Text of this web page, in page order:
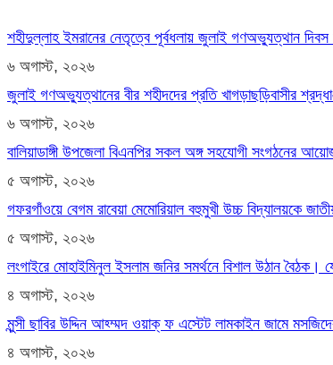
শহীদুল্লাহ ইমরানের নেতৃত্বে পূর্বধলায় জুলাই গণঅভ্যুত্থান
৬ অগাস্ট, ২০২৬
জুলাই গণঅভ্যুত্থানের বীর শহীদদের প্রতি খাগড়াছড়িবাসীর
৬ অগাস্ট, ২০২৬
বালিয়াডাঙ্গী উপজেলা বিএনপির সকল অঙ্গ সহযোগী সংগঠনের
৫ অগাস্ট, ২০২৬
গফরগাঁওয়ে বেগম রাবেয়া মেমোরিয়াল বহুমুখী উচ্চ বিদ্যালয়কে
৫ অগাস্ট, ২০২৬
লংগাইরে মোহাইমিনুল ইসলাম জনির সমর্থনে বিশাল উঠান
৪ অগাস্ট, ২০২৬
মুন্সী ছাবির উদ্দিন আহ্ম্মদ ওয়াক্ ফ এস্টেট লামকাইন জামে
৪ অগাস্ট, ২০২৬